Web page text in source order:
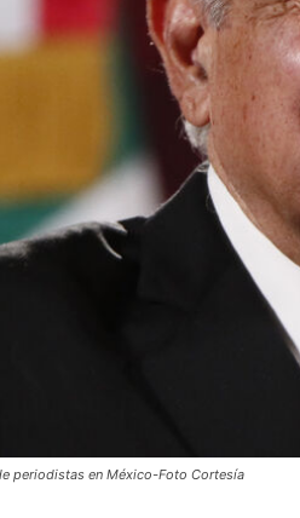
periodistas en México-Foto Cortesía